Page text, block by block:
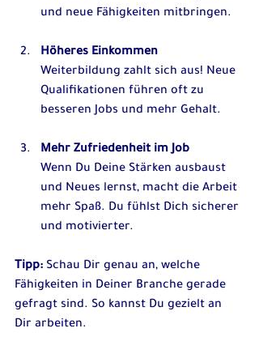
und neue Fähigkeiten mitbringen.
Höheres Einkommen
Weiterbildung zahlt sich aus! Neue
Qualifikationen führen oft zu
besseren Jobs und mehr Gehalt.
Mehr Zufriedenheit im Job
Wenn Du Deine Stärken ausbaust
und Neues lernst, macht die Arbeit
mehr Spaß. Du fühlst Dich sicherer
und motivierter.
Tipp: Schau Dir genau an, welche
Fähigkeiten in Deiner Branche gerade
gefragt sind. So kannst Du gezielt an
Dir arbeiten.